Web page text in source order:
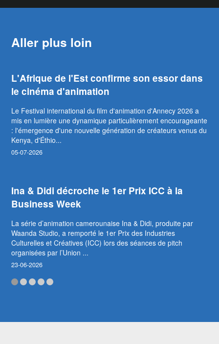
Aller plus loin
L'Afrique de l'Est confirme son essor dans
le cinéma d'animation
Le Festival international du film d'animation d'Annecy 2026 a
mis en lumière une dynamique particulièrement encourageante
: l'émergence d'une nouvelle génération de créateurs venus du
Kenya, d'Éthio...
05-07-2026
Ina & Didi décroche le 1er Prix ICC à la
Business Week
La série d’animation camerounaise Ina & Didi, produite par
Waanda Studio, a remporté le 1er Prix des Industries
Culturelles et Créatives (ICC) lors des séances de pitch
organisées par l’Union ...
23-06-2026